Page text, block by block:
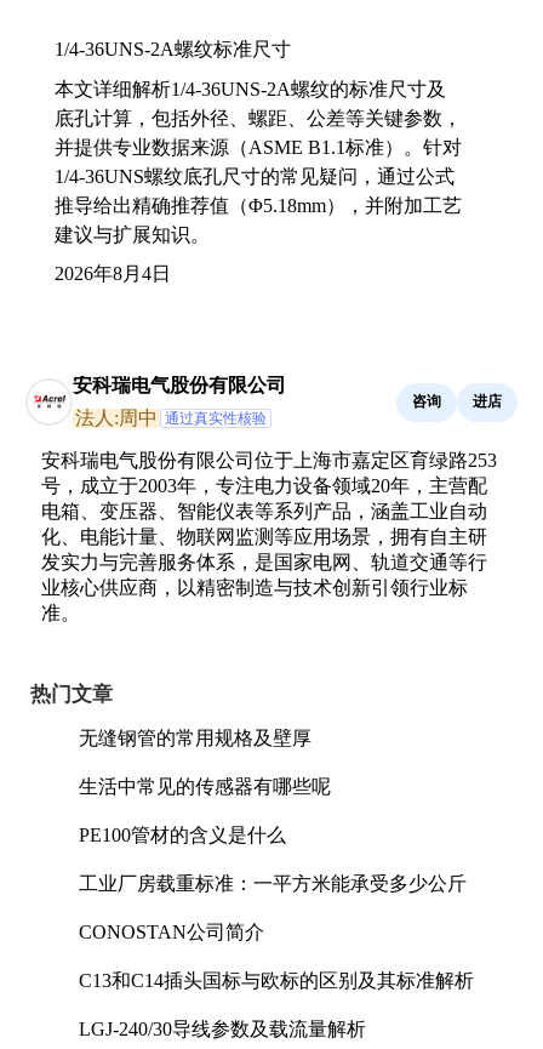
1/4-36UNS-2A螺纹标准尺寸
本文详细解析1/4-36UNS-2A螺纹的标准尺寸及
底孔计算，包括外径、螺距、公差等关键参数，
并提供专业数据来源（ASME B1.1标准）。针对
1/4-36UNS螺纹底孔尺寸的常见疑问，通过公式
推导给出精确推荐值（Φ5.18mm），并附加工艺
建议与扩展知识。
2026年8月4日
安科瑞电气股份有限公司
法人:周中 通过真实性核验
咨询 进店
安科瑞电气股份有限公司位于上海市嘉定区育绿路253
号，成立于2003年，专注电力设备领域20年，主营配
电箱、变压器、智能仪表等系列产品，涵盖工业自动
化、电能计量、物联网监测等应用场景，拥有自主研
发实力与完善服务体系，是国家电网、轨道交通等行
业核心供应商，以精密制造与技术创新引领行业标
准。
热门文章
无缝钢管的常用规格及壁厚
生活中常见的传感器有哪些呢
PE100管材的含义是什么
工业厂房载重标准：一平方米能承受多少公斤
CONOSTAN公司简介
C13和C14插头国标与欧标的区别及其标准解析
LGJ-240/30导线参数及载流量解析